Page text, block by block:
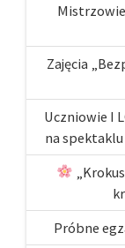
Zajęcia
Uczniowie I
na
Próbne